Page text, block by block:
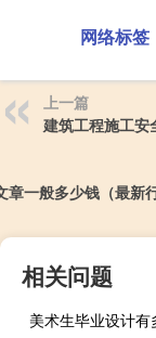
网络标签
上一篇
建筑工程施工安
章一般多少钱（最新
相关问题
美术生毕业设计有